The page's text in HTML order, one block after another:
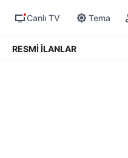
Canlı TV Tema
RESMİ İLANLAR